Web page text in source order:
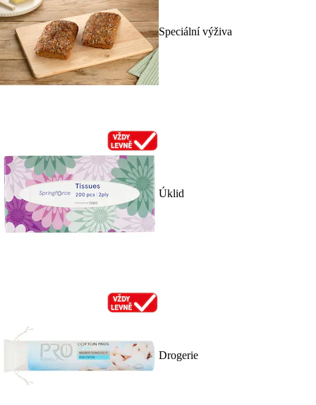
Speciální výživa
Úklid
Drogerie